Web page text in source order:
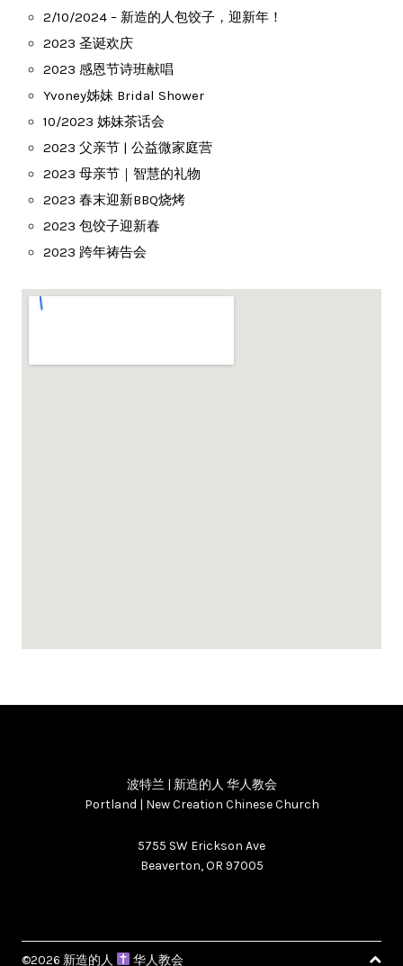
2/10/2024 – 新造的人包饺子，迎新年！
2023 圣诞欢庆
2023 感恩节诗班献唱
Yvoney姊妹 Bridal Shower
10/2023 姊妹茶话会
2023 父亲节 | 公益微家庭营
2023 母亲节｜智慧的礼物
2023 春末迎新BBQ烧烤
2023 包饺子迎新春
2023 跨年祷告会
波特兰 | 新造的人 华人教会
Portland | New Creation Chinese Church
5755 SW Erickson Ave
Beaverton, OR 97005
©2026 新造的人 华人教会